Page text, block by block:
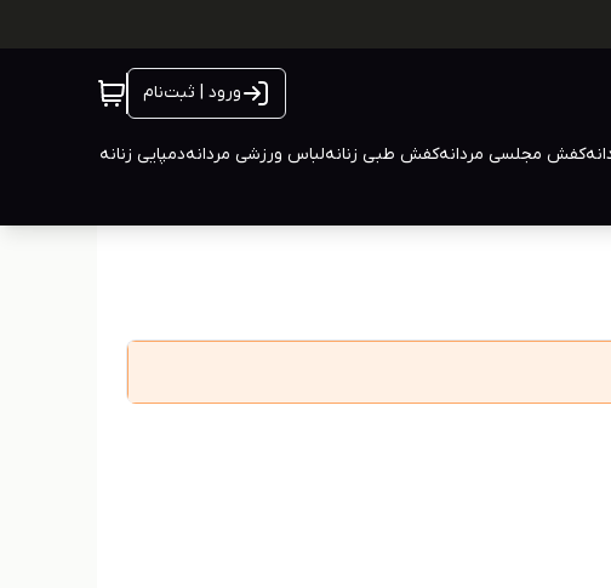
ورود | ثبت‌نام
کفش مجلسی مردانهکفش طبی زنانهلباس ورزشی مردانهدمپایی زنانه